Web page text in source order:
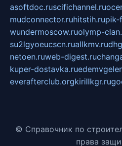
asoftdoc.ruscifichannel.ru
mudconnector.ruhitstih.rupik-
wundermoscow.ruolymp-
su2lgyoeucscn.ruallkmv.ru
netoen.ruweb-digest.ru
kuper-dostavka.ru
everafterclub.orgkirillkgr.ru
© Справочник по
права